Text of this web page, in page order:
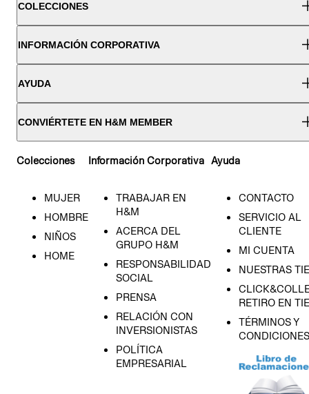
COLECCIONES
INFORMACIÓN CORPORATIVA
AYUDA
CONVIÉRTETE EN H&M MEMBER
Colecciones
MUJER
HOMBRE
NIÑOS
HOME
Información Corporativa
TRABAJAR EN
H&M
ACERCA DEL
GRUPO H&M
RESPONSABILIDAD
SOCIAL
PRENSA
RELACIÓN CON
INVERSIONISTAS
POLÍTICA
EMPRESARIAL
Ayuda
CONTACTO
SERVICIO AL
CLIENTE
MI CUENTA
NUESTRAS
RETIRO EN
TÉRMINOS Y
CONDICIONES